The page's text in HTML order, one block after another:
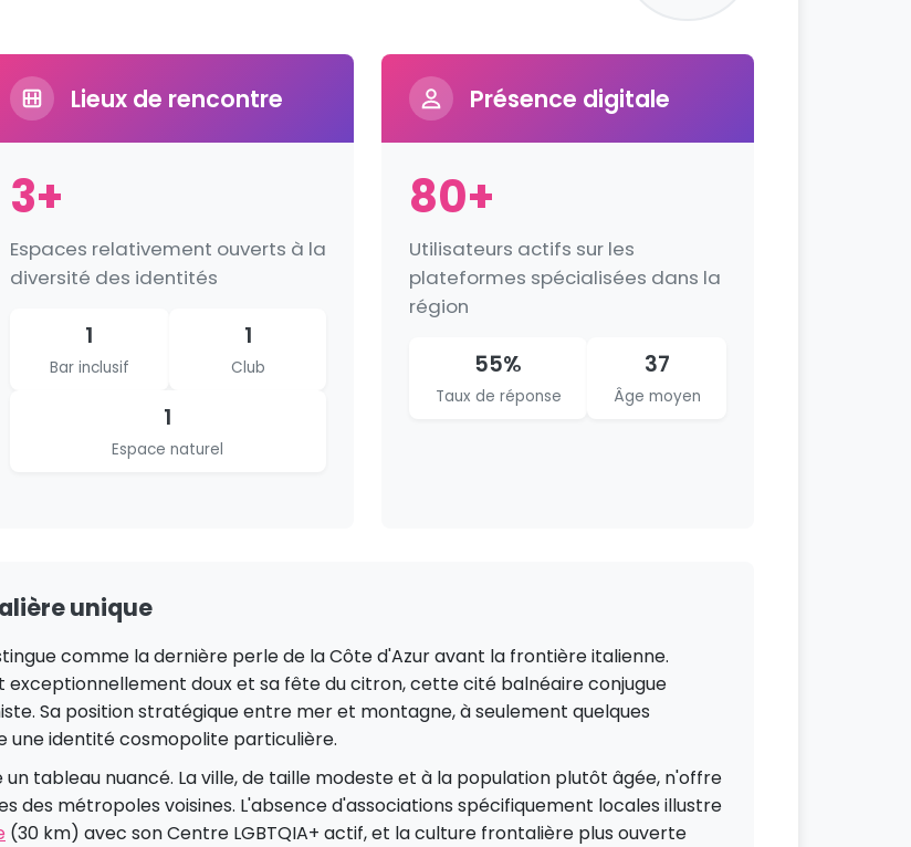
Lieux de rencontre
3+
Espaces relativement ouverts à la
diversité des identités
1
Bar inclusif
1
Club
1
Espace naturel
Présence digitale
80+
Utilisateurs actifs sur les
plateformes spécialisées dans la
région
55%
Taux de réponse
37
Âge moyen
unique
comme la dernière perle de la Côte d'Azur avant la frontière italienne.
exceptionnellement doux et sa fête du citron, cette cité balnéaire conjugue
Sa position stratégique entre mer et montagne, à seulement quelques
une identité cosmopolite particulière.
tableau nuancé. La ville, de taille modeste et à la population plutôt âgée, n'offre
des métropoles voisines. L'absence d'associations spécifiquement locales illustre
(30 km) avec son Centre LGBTQIA+ actif, et la culture frontalière plus ouverte